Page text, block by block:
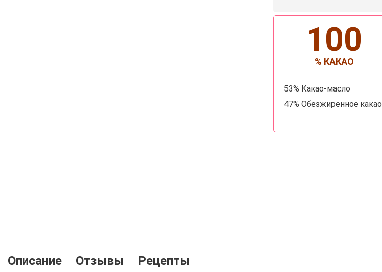
100
% КАКАО
53% Какао-масло
47% Обезжиренное какао
Описание Отзывы Рецепты